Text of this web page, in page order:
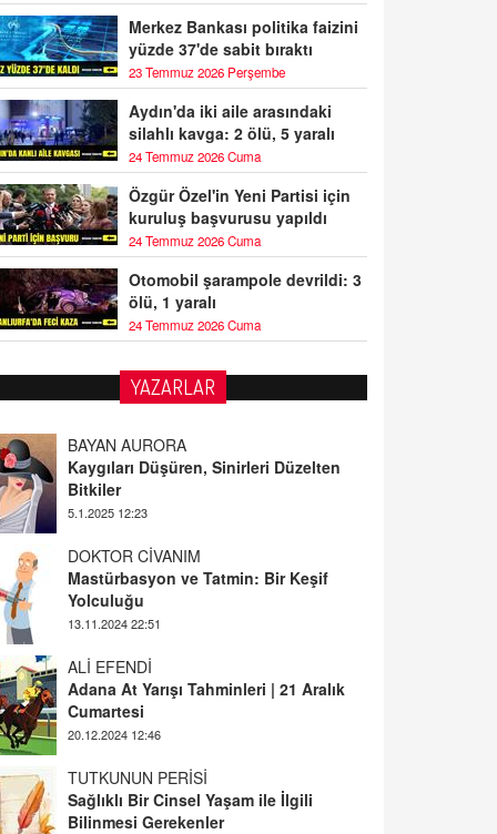
Merkez Bankası politika faizini
yüzde 37'de sabit bıraktı
23 Temmuz 2026 Perşembe
Aydın'da iki aile arasındaki
silahlı kavga: 2 ölü, 5 yaralı
24 Temmuz 2026 Cuma
Özgür Özel'in Yeni Partisi için
kuruluş başvurusu yapıldı
24 Temmuz 2026 Cuma
Otomobil şarampole devrildi: 3
ölü, 1 yaralı
24 Temmuz 2026 Cuma
YAZARLAR
BAYAN AURORA
Kaygıları Düşüren, Sinirleri Düzelten
Bitkiler
5.1.2025 12:23
DOKTOR CİVANIM
Mastürbasyon ve Tatmin: Bir Keşif
Yolculuğu
13.11.2024 22:51
ALİ EFENDİ
Adana At Yarışı Tahminleri | 21 Aralık
Cumartesi
20.12.2024 12:46
TUTKUNUN PERİSİ
Sağlıklı Bir Cinsel Yaşam ile İlgili
Bilinmesi Gerekenler